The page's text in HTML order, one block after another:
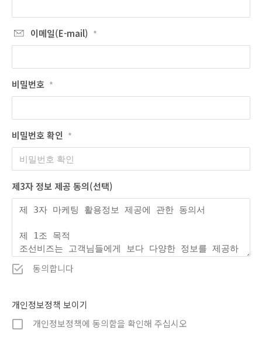
이메일(E-mail) *
비밀번호 *
비밀번호 확인 *
제3자 정보 제공 동의(선택)
동의합니다
개인정보정책 보이기
개인정보정책에 동의함을 확인해 주십시오